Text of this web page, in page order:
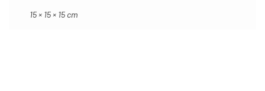
15 × 15 × 15 cm